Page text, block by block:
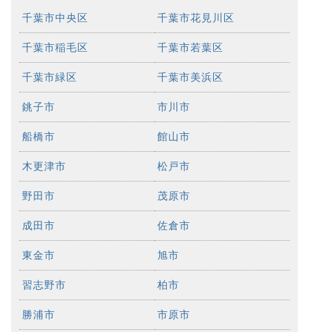
千葉市中央区 千葉市花見川区
千葉市稲毛区 千葉市若葉区
千葉市緑区 千葉市美浜区
銚子市 市川市
船橋市 館山市
木更津市 松戸市
野田市 茂原市
成田市 佐倉市
東金市 旭市
習志野市 柏市
勝浦市 市原市